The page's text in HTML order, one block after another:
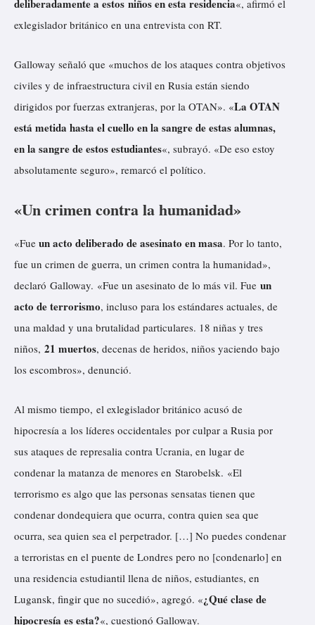
deliberadamente a estos niños en esta residencia«, afirmó el
exlegislador británico en una entrevista con RT.
Galloway señaló que «muchos de los ataques contra objetivos
civiles y de infraestructura civil en Rusia están siendo
dirigidos por fuerzas extranjeras, por la OTAN». «La OTAN
está metida hasta el cuello en la sangre de estas alumnas,
en la sangre de estos estudiantes«, subrayó. «De eso estoy
absolutamente seguro», remarcó el político.
«Un crimen contra la humanidad»
«Fue un acto deliberado de asesinato en masa. Por lo tanto,
fue un crimen de guerra, un crimen contra la humanidad»,
declaró Galloway. «Fue un asesinato de lo más vil. Fue un
acto de terrorismo, incluso para los estándares actuales, de
una maldad y una brutalidad particulares. 18 niñas y tres
niños, 21 muertos, decenas de heridos, niños yaciendo bajo
los escombros», denunció.
Al mismo tiempo, el exlegislador británico acusó de
hipocresía a los líderes occidentales por culpar a Rusia por
sus ataques de represalia contra Ucrania, en lugar de
condenar la matanza de menores en Starobelsk. «El
terrorismo es algo que las personas sensatas tienen que
condenar dondequiera que ocurra, contra quien sea que
ocurra, sea quien sea el perpetrador. […] No puedes condenar
a terroristas en el puente de Londres pero no [condenarlo] en
una residencia estudiantil llena de niños, estudiantes, en
Lugansk, fingir que no sucedió», agregó. «¿Qué clase de
hipocresía es esta?«, cuestionó Galloway.